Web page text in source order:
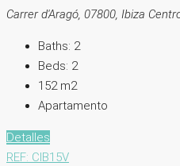
Carrer d'Aragó, 07800, Ibiza
Baths: 2
Beds: 2
152 m2
Apartamento
Detalles
REF: CIB15V